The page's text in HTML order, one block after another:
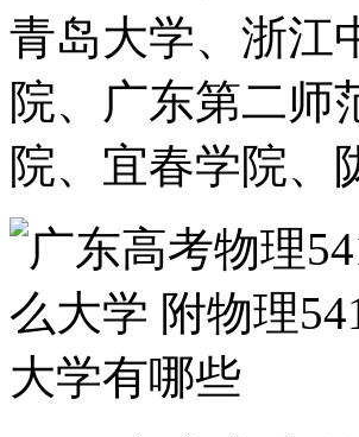
青岛大学、浙江
院、广东第二师
院、宜春学院、